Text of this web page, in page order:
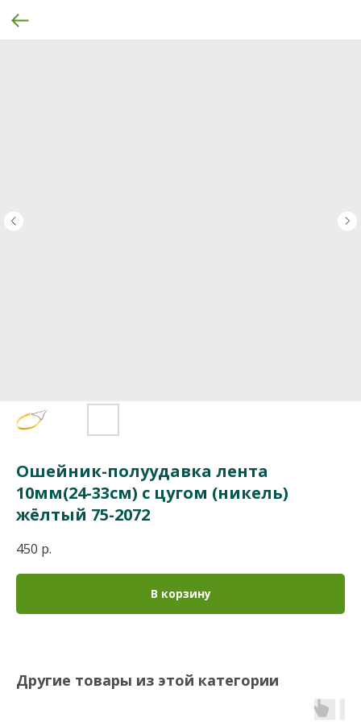
Ошейник-полуудавка лента
10мм(24-33см) с цугом (никель)
жёлтый 75-2072
450 р.
В корзину
Другие товары из этой категории